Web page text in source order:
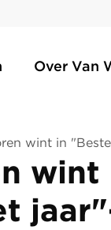
Over Van
wint in